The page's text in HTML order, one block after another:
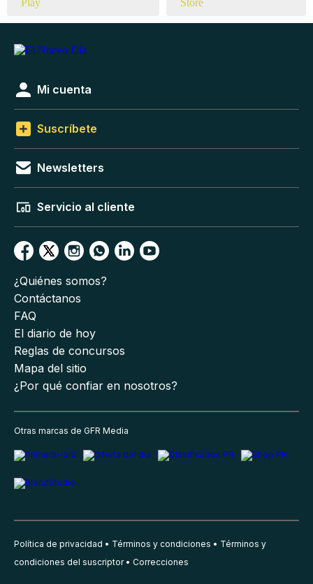
Mi cuenta
Suscríbete
Newsletters
Servicio al cliente
¿Quiénes somos?
Contáctanos
FAQ
El diario de hoy
Reglas de concursos
Mapa del sitio
¿Por qué confiar en nosotros?
Otras marcas de GFR Media
Política de privacidad Términos y condiciones
Términos y
condiciones del suscriptor
Correcciones